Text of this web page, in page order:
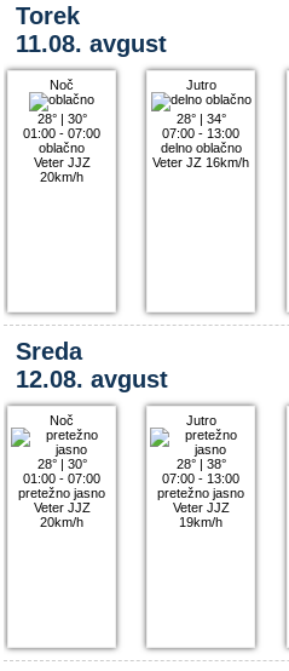
Torek
11.08. avgust
Noč
28°| 30°
01:00 - 07:00
oblačno
Veter JJZ
20km/h
Jutro
28°| 34°
07:00 - 13:00
delno oblačno
Veter JZ 16km/h
Sreda
12.08. avgust
Noč
28°| 30°
01:00 - 07:00
pretežno jasno
Veter JJZ
20km/h
Jutro
28°| 38°
07:00 - 13:00
pretežno jasno
Veter JJZ
19km/h